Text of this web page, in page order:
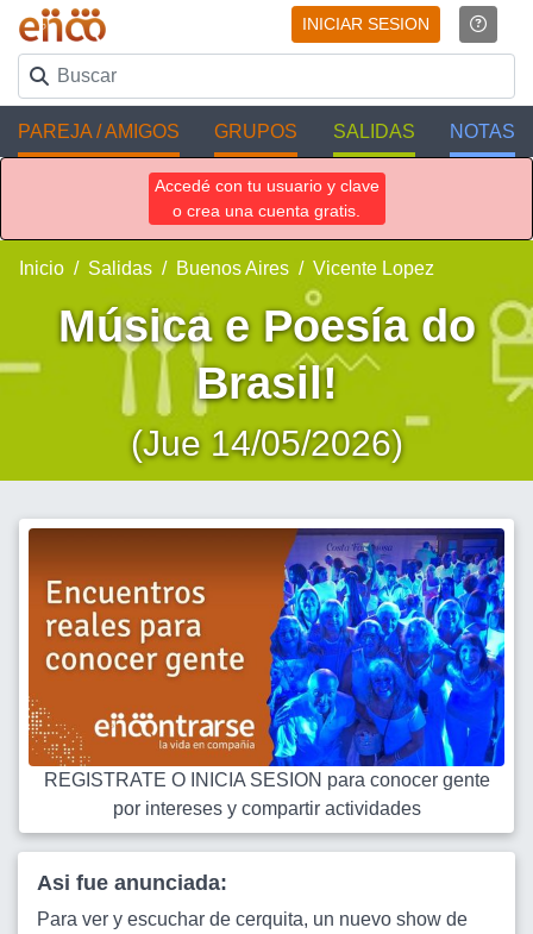
INICIAR SESION
PAREJA / AMIGOS GRUPOS SALIDAS NOTAS
Accedé con tu usuario y clave
o crea una cuenta gratis.
Inicio Salidas Buenos Aires Vicente Lopez
Música e Poesía do
Brasil!
(Jue 14/05/2026)
REGISTRATE O INICIA SESION para conocer gente
por intereses y compartir actividades
Asi fue anunciada:
Para ver y escuchar de cerquita, un nuevo show de